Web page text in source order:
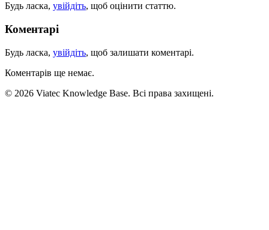
Будь ласка, увійдіть, щоб оцінити статтю.
Коментарі
Будь ласка, увійдіть, щоб залишати коментарі.
Коментарів ще немає.
© 2026 Viatec Knowledge Base. Всі права захищені.